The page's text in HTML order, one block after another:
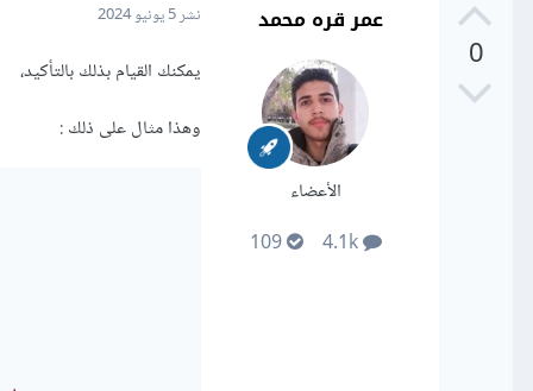
0
عمر قره محمد
الأعضاء
4.1k
109
نشر5 يونيو 2024
يمكنك القيام بذلك بالتأكيد،
وهذا مثال على ذلك: